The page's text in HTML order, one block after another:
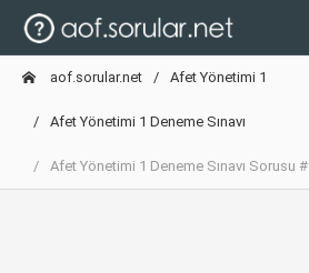
aof.sorular.net Afet Yönetimi 1
Afet Yönetimi 1 Deneme Sınavı
Afet Yönetimi 1 Deneme Sınavı Sorusu